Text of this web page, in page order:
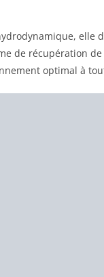
elle
de récupération
optimal à